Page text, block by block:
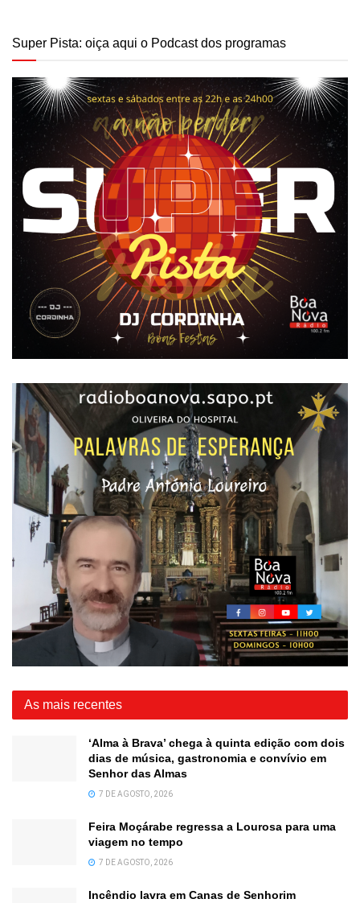
Super Pista: oiça aqui o Podcast dos programas
As mais recentes
‘Alma à Brava’ chega à quinta edição com dois
dias de música, gastronomia e convívio em
Senhor das Almas
7 DE AGOSTO, 2026
Feira Moçárabe regressa a Lourosa para uma
viagem no tempo
7 DE AGOSTO, 2026
Incêndio lavra em Canas de Senhorim